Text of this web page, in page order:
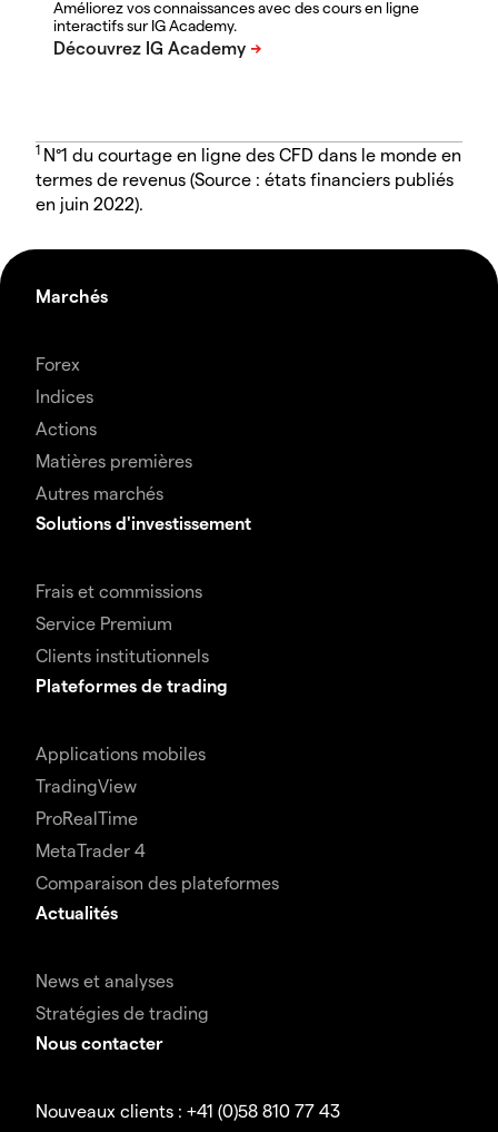
Améliorez vos connaissances avec des cours en ligne
interactifs sur IG Academy.
1 N°1 du courtage en ligne des CFD dans le monde en
termes de revenus (Source : états financiers publiés
en juin 2022).
Marchés
Forex
Indices
Actions
Matières premières
Autres marchés
Solutions d'investissement
Frais et commissions
Service Premium
Clients institutionnels
Plateformes de trading
Applications mobiles
TradingView
ProRealTime
MetaTrader 4
Comparaison des plateformes
Actualités
News et analyses
Stratégies de trading
Nous contacter
Nouveaux clients : +41 (0)58 810 77 43